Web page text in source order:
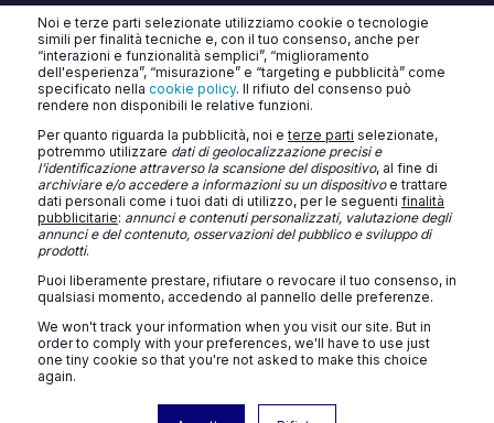
Noi e terze parti selezionate utilizziamo cookie o tecnologie
simili per finalità tecniche e, con il tuo consenso, anche per
“interazioni e funzionalità semplici”, “miglioramento
dell'esperienza”, “misurazione” e “targeting e pubblicità” come
specificato nella cookie policy. Il rifiuto del consenso può
rendere non disponibili le relative funzioni.
Per quanto riguarda la pubblicità, noi eterze parti selezionate,
potremmo utilizzare dati di geolocalizzazione precisi e
l’identificazione attraverso la scansione del dispositivo, al fine di
archiviare e/o accedere a informazioni su un dispositivoe trattare
dati personali come i tuoi dati di utilizzo, per le seguenti finalità
pubblicitarie: annunci e contenuti personalizzati, valutazione degli
annunci e del contenuto, osservazioni del pubblico e sviluppo di
prodotti.
Puoi liberamente prestare, rifiutare o revocare il tuo consenso, in
qualsiasi momento, accedendo al pannello delle preferenze.
We won't track your information when you visit our site. But in
order to comply with your preferences, we'll have to use just
one tiny cookie so that you're not asked to make this choice
again.
CHATBOT AI & AGENTI
TURATTI CONSULTING SRL
Privacy Policy Cookie Policy Contatti Blog